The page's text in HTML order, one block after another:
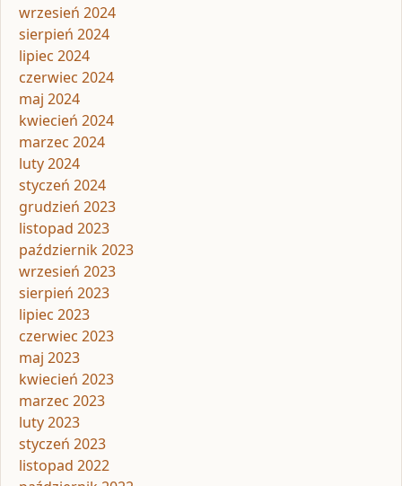
wrzesień 2024
sierpień 2024
lipiec 2024
czerwiec 2024
maj 2024
kwiecień 2024
marzec 2024
luty 2024
styczeń 2024
grudzień 2023
listopad 2023
październik 2023
wrzesień 2023
sierpień 2023
lipiec 2023
czerwiec 2023
maj 2023
kwiecień 2023
marzec 2023
luty 2023
styczeń 2023
listopad 2022